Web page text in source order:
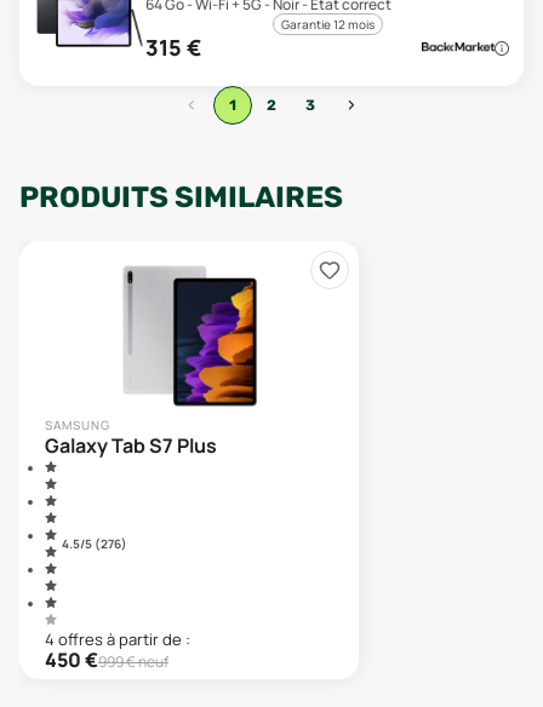
64 Go - Wi-Fi + 5G - Noir - État correct
Garantie 12 mois
315 €
‹ 1 2 3 ›
PRODUITS SIMILAIRES
SAMSUNG
Galaxy Tab S7 Plus
4.5/5 (276)
4 offresà partir de :
450€999€ neuf